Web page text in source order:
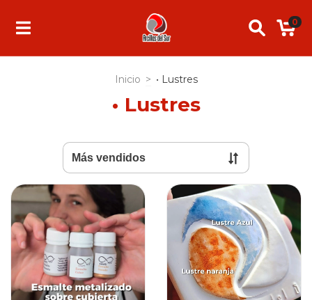
0
Inicio > • Lustres
• Lustres